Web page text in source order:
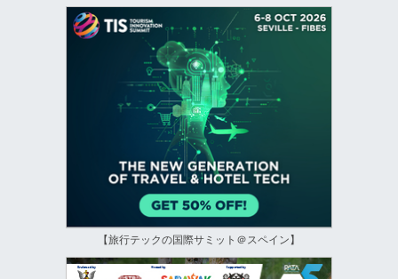
【旅行テックの国際サミット＠スペイン】